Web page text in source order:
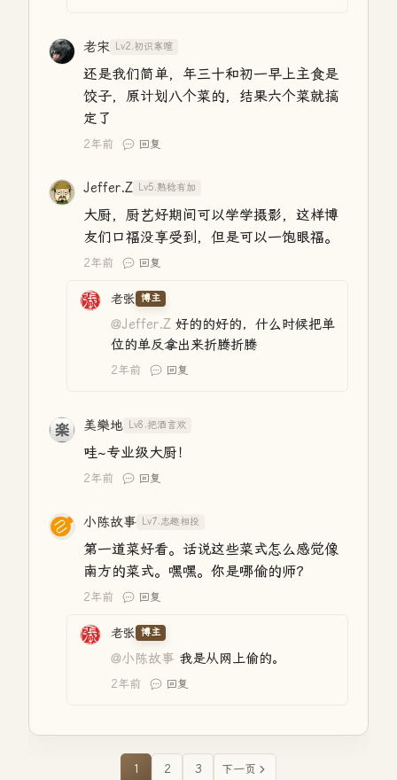
老宋 Lv2.初识寒暄
还是我们简单，年三十和初一早上主食是
饺子，原计划八个菜的，结果六个菜就搞
定了
2年前 回复
Jeffer.Z Lv5.熟稔有加
大厨，厨艺好期间可以学学摄影，这样博
友们口福没享受到，但是可以一饱眼福。
2年前 回复
老张 博主
@Jeffer.Z 好的的好的，什么时候把单
位的单反拿出来折腾折腾
2年前 回复
美樂地 Lv8.把酒言欢
哇~专业级大厨！
2年前 回复
小陈故事 Lv7.志趣相投
第一道菜好看。话说这些菜式怎么感觉像
南方的菜式。嘿嘿。你是哪偷的师？
2年前 回复
老张 博主
@小陈故事 我是从网上偷的。
2年前 回复
1 2 3 下一页